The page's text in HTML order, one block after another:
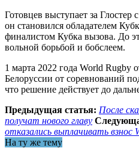
Готовцев выступает за Глостер
он становился обладателем
финалистом Кубка вызова. До
вольной борьбой и бобслеем.
1 марта 2022 года World Rugby
Белоруссии от соревнований
что решение действует до
Предыдущая статья: После
получат нового главу
отказались выплачивать взнос
На ту же тему